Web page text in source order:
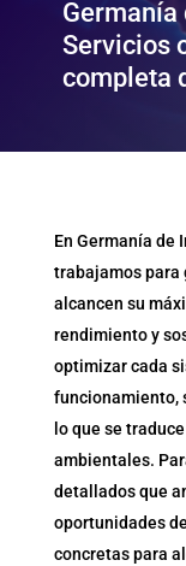
Germanía
Servicios
completa
En Germanía de
trabajamos para
alcancen su
rendimiento y
optimizar cada
funcionamiento,
lo que se
ambientales.
detallados que
oportunidades
concretas para